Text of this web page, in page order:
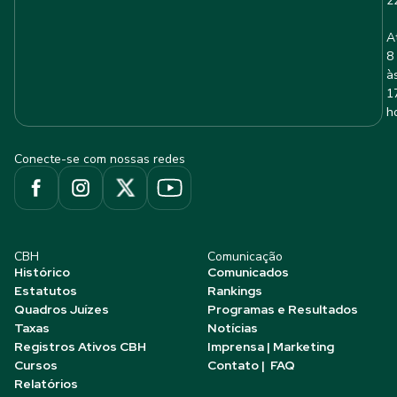
8
Conecte-se com nossas redes
CBH
Histórico
Estatutos
Quadros Juízes
Taxas
Registros Ativos CBH
Cursos
Relatórios
Comunicação
Comunicados
Rankings
Programas e Resultados
Notícias
Imprensa | Marketing
Contato | FAQ